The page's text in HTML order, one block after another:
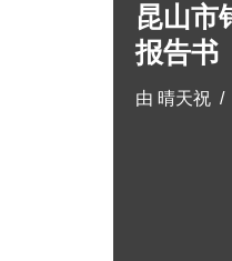
昆山市
报告书
由 晴天祝